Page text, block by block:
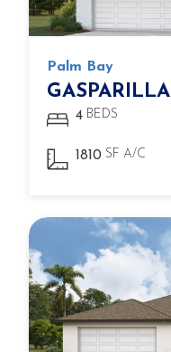
Palm Bay
GASPARILLA
4 BEDS
1810 SF A/C